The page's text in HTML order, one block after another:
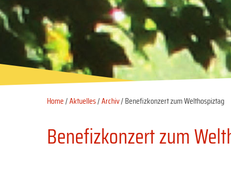
Home/Aktuelles/Archiv/ Benefizkonzert zum Welthospiztag
Benefizkonzert zum